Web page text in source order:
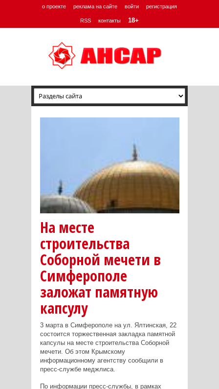
о проекте реклама на сайте войти регистрация
RSS контакты 18+
На месте
строительства
Соборной мечети в
Симферополе
заложат памятную
капсулу
3 марта в Симферополе на ул. Ялтинская, 22
состоится торжественная закладка памятной
капсулы на месте строительства Соборной
мечети. Об этом Крымскому
информационному агентству сообщили в
пресс-службе меджлиса.
По информации пресс-службы, в рамках